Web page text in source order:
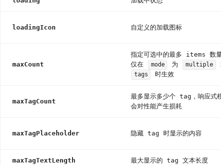
loadingIcon 自定义的加载图标
maxCount
指定可选中的最多 items 数
仅在
mode 为 multiple
tags 时生效
maxTagCount
最多显示多少个 tag，响应式
会对性能产生损耗
maxTagPlaceholder 隐藏 tag 时显示的内容
maxTagTextLength 最大显示的 tag 文本长度